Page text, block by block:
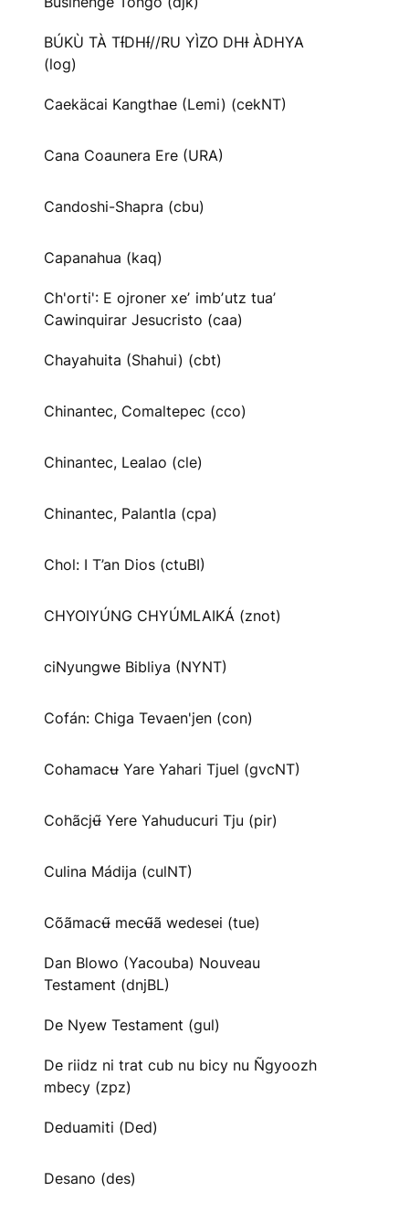
BÚKÙ TÀ TƗ́DHƗ́//RU YÌZO DHƗ ÀDHYA
(log)
Caekäcai Kangthae (Lemi) (cekNT)
Cana Coaunera Ere (URA)
Candoshi-Shapra (cbu)
Capanahua (kaq)
Ch'orti': E ojroner xeʼ imbʼutz tuaʼ
Cawinquirar Jesucristo (caa)
Chayahuita (Shahui) (cbt)
Chinantec, Comaltepec (cco)
Chinantec, Lealao (cle)
Chinantec, Palantla (cpa)
Chol: I T’an Dios (ctuBI)
CHYOIYÚNG CHYÚMLAIKÁ (znot)
ciNyungwe Bibliya (NYNT)
Cofán: Chiga Tevaen'jen (con)
Cohamacʉ Yare Yahari Tjuel (gvcNT)
Cohãcjʉ̃ Yere Yahuducuri Tju (pir)
Culina Mádija (culNT)
Cõãmacʉ̃ mecʉ̃ã wedesei (tue)
Dan Blowo (Yacouba) Nouveau
Testament (dnjBL)
De Nyew Testament (gul)
De riidz ni trat cub nu bicy nu Ñgyoozh
mbecy (zpz)
Deduamiti (Ded)
Desano (des)